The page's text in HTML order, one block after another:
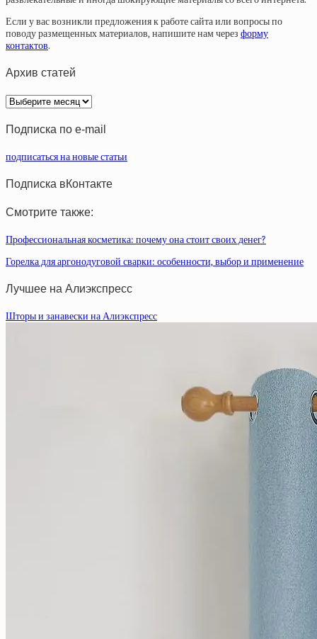
Если у вас возникли предложения к работе сайта или вопросы по
поводу размещенных материалов, напишите нам через форму
контактов.
Архив статей
Архив
статей
Подписка по e-mail
подписаться на новые статьи
Подписка вКонтакте
Смотрите также:
Профессиональная косметика: почему она стоит своих денег?
Горелка для аргонодуговой сварки: особенности, выбор и применение
Лучшее на Алиэкспресс
Шторы и занавески на Алиэкспресс